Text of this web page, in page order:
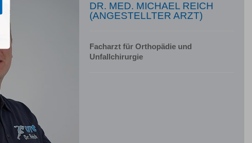
DR. MED. MICHAEL REICH
(ANGESTELLTER ARZT)
Facharzt für Orthopädie und
Unfallchirurgie